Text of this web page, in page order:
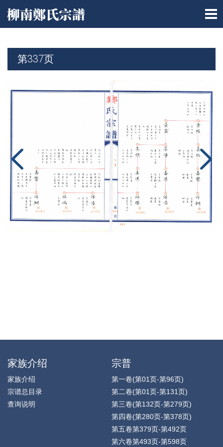
第337页
家族介绍
家族介绍
宗谱总目录
查询说明
宗普
第一卷(第01页-第96页)
第二卷(第01页-第131页)
第三卷(第132页-第279页)
第四卷(第280页-第378页)
第五卷第379页-第492页
第六卷第493页-第598页